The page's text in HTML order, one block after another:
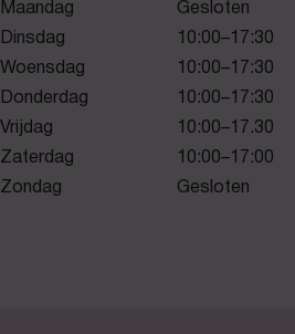
Maandag
Gesloten
Dinsdag
10:00–17:30
Woensdag
10:00–17:30
Donderdag
10:00–17:30
Vrijdag
10:00–17.30
Zaterdag
10:00–17:00
Zondag
Gesloten